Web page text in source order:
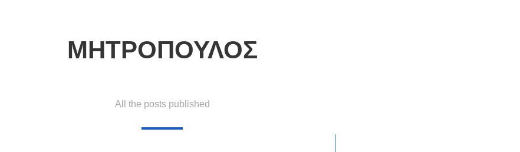
ΜΗΤΡΟΠΟΥΛΟΣ
All the posts published